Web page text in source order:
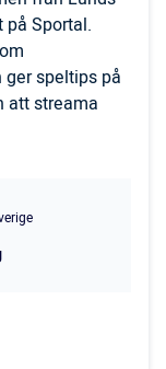
på Sportal.
speltips på
att streama